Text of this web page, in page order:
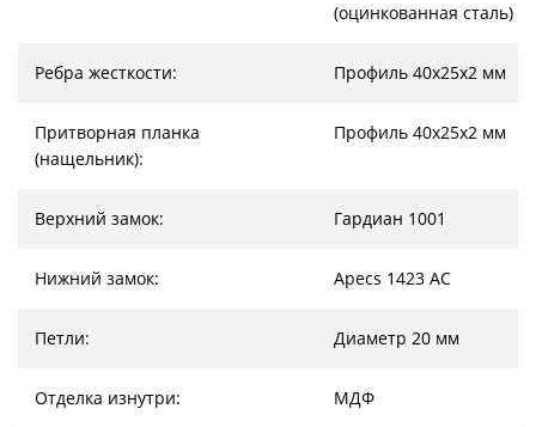
(оцинкованная сталь)
Ребра жесткости: Профиль 40х25х2 мм
Притворная планка
(нащельник):
Профиль 40х25х2 мм
Верхний замок: Гардиан 1001
Нижний замок: Apecs 1423 AC
Петли: Диаметр 20 мм
Отделка изнутри: МДФ